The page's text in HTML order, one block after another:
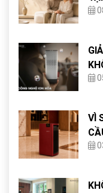
VÌ